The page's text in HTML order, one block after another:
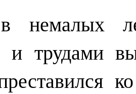
немалых
и трудами